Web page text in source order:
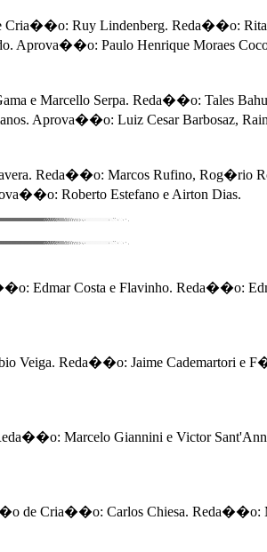
Cria��o: Ruy Lindenberg. Reda��o:
Aprova��o: Paulo Henrique Moraes
e Marcello Serpa. Reda��o: Tales
Aprova��o: Luiz Cesar Barbosaz,
Reda��o: Marcos Rufino, Rog�rio
Roberto Estefano e Airton Dias.
Edmar Costa e Flavinho. Reda��o:
Veiga. Reda��o: Jaime Cademartori e
Marcelo Giannini e Victor
de Cria��o: Carlos Chiesa.